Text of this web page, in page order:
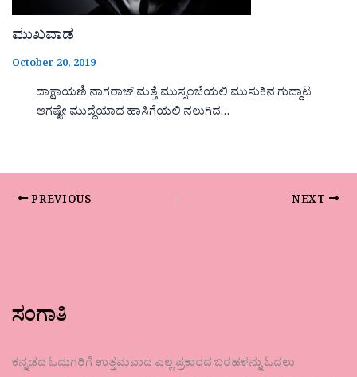
ಮುಖವಾಡ
October 20, 2019
ದಾಕ್ಷಾಯಣಿ ನಾಗರಾಜ್ ಮತ್ತೆ ಮುಸ್ಸಂಜೆಯಲಿ ಮುಸುಕಿನ ಗುದ್ದಾಟ
ಆಗಷ್ಟೇ ಮುದ್ದೆಯಾದ ಹಾಸಿಗೆಯಲಿ ನಲುಗಿದ…
PREVIOUS NEXT
ಸಂಗಾತಿ
ಕನ್ನಡದ ಓದುಗರಿಗೆ ಉತ್ತಮವಾದ ಎಲ್ಲ ಪ್ರಕಾರದ ಬರಹಳನ್ನು ಓದಲು